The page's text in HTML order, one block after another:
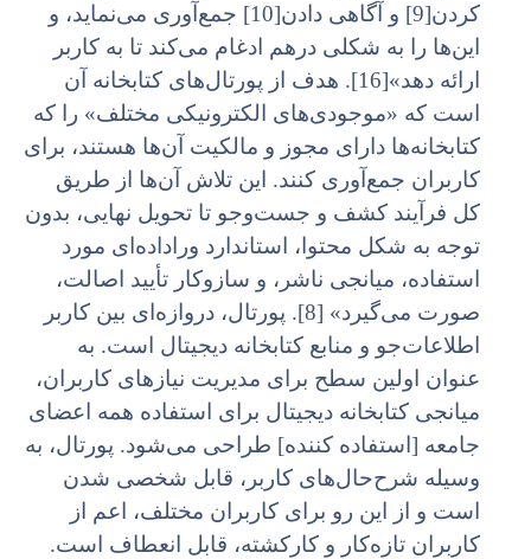
کردن[9] و آگاهی دادن[10] جمع‌آوری می‌نماید، و
این‌ها را به شکلی درهم ادغام می‌کند تا به کاربر
ارائه دهد»[16]. هدف از پورتال‌های کتابخانه آن
است که «موجودی‌های الکترونیکی مختلف» را که
کتابخانه‌ها دارای مجوز و مالکیت آن‌ها هستند، برای
کاربران جمع‌آوری کنند. این تلاش‌ آن‌ها از طریق
کل فرآیند کشف و جست‌وجو تا تحویل نهایی، بدون
توجه به شکل محتوا، استاندارد ورا‌داده‌ای مورد
استفاده، میانجی ناشر، و سازوکار تأیید اصالت،
صورت می‌گیرد» [8]. پورتال، دروازه‌ای بین کاربر
اطلاعات‌جو و منابع کتابخانه دیجیتال است. به
عنوان اولین سطح برای مدیریت نیازهای کاربران،
میانجی کتابخانه دیجیتال برای استفاده همه اعضای
جامعه [استفاده کننده] طراحی می‌شود. پورتال، به
وسیله شرح‌حال‌های کاربر، قابل شخصی ‌شدن
است و از این رو برای کاربران مختلف، اعم از
کاربران تازه‌کار و کارکشته، قابل انعطاف است.